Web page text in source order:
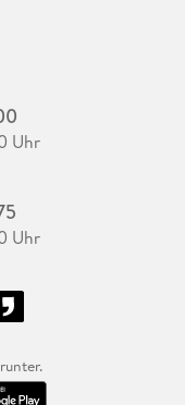
Uhr
Uhr